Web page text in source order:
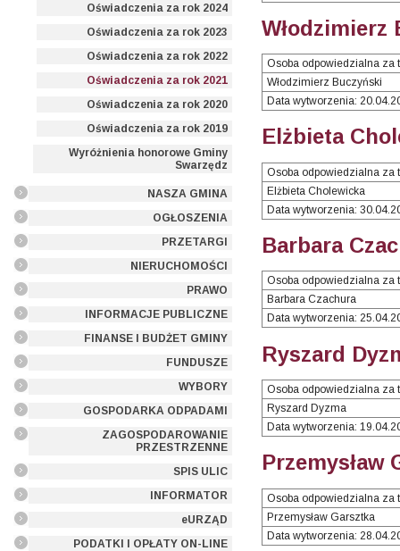
Oświadczenia za rok 2024
Oświadczenia za rok 2023
Oświadczenia za rok 2022
Oświadczenia za rok 2021
Oświadczenia za rok 2020
Oświadczenia za rok 2019
Wyróżnienia honorowe Gminy
Swarzędz
NASZA GMINA
OGŁOSZENIA
PRZETARGI
NIERUCHOMOŚCI
PRAWO
INFORMACJE PUBLICZNE
FINANSE I BUDŻET GMINY
FUNDUSZE
WYBORY
GOSPODARKA ODPADAMI
ZAGOSPODAROWANIE
PRZESTRZENNE
SPIS ULIC
INFORMATOR
eURZĄD
PODATKI I OPŁATY ON-LINE
Włodzimierz
Osoba odpowiedzialna za
Włodzimierz Buczyński
Data wytworzenia:
Elżbieta
Osoba odpowiedzialna za
Elżbieta Cholewicka
Data wytworzenia:
Barbara
Osoba odpowiedzialna za
Barbara Czachura
Data wytworzenia:
Ryszard
Osoba odpowiedzialna za
Ryszard Dyzma
Data wytworzenia:
Przemysław
Osoba odpowiedzialna za
Przemysław Garsztka
Data wytworzenia: